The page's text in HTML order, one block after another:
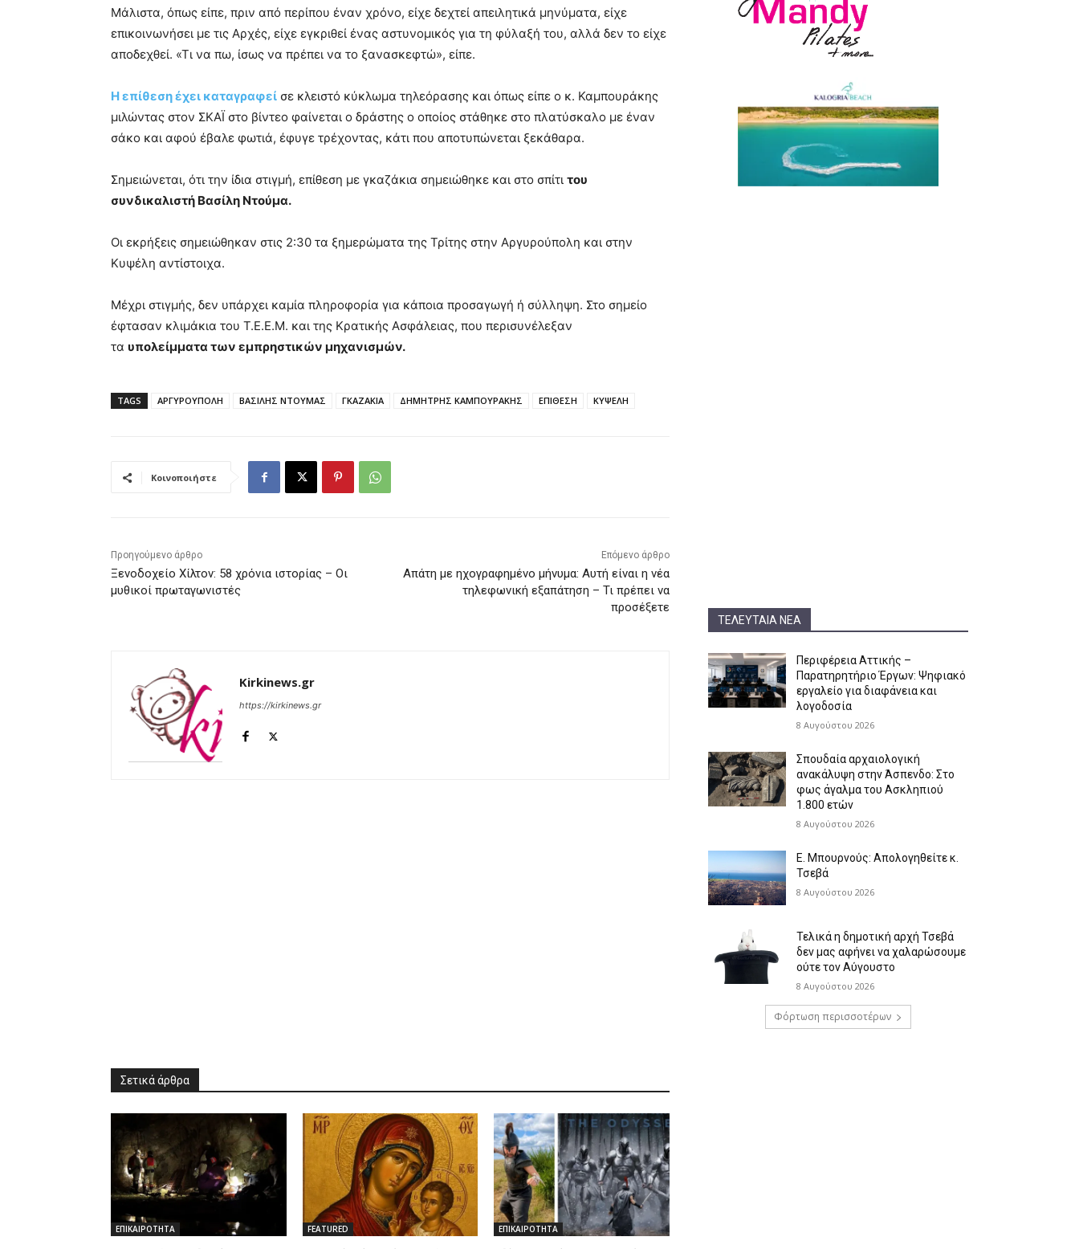
Μάλιστα, όπως είπε, πριν από περίπου έναν χρόνο, είχε δεχτεί απειλητικά μηνύματα, είχε
επικοινωνήσει με τις Αρχές, είχε εγκριθεί ένας αστυνομικός για τη φύλαξή του, αλλά δεν το είχε
αποδεχθεί. «Τι να πω, ίσως να πρέπει να το ξανασκεφτώ», είπε.
Η επίθεση έχει καταγραφεί σε κλειστό κύκλωμα τηλεόρασης και όπως είπε ο κ. Καμπουράκης
μιλώντας στον ΣΚΑΪ στο βίντεο φαίνεται ο δράστης ο οποίος στάθηκε στο πλατύσκαλο με έναν
σάκο και αφού έβαλε φωτιά, έφυγε τρέχοντας, κάτι που αποτυπώνεται ξεκάθαρα.
Σημειώνεται, ότι την ίδια στιγμή, επίθεση με γκαζάκια σημειώθηκε και στο σπίτι του
συνδικαλιστή Βασίλη Ντούμα.
Οι εκρήξεις σημειώθηκαν στις 2:30 τα ξημερώματα της Τρίτης στην Αργυρούπολη και στην
Κυψέλη αντίστοιχα.
Μέχρι στιγμής, δεν υπάρχει καμία πληροφορία για κάποια προσαγωγή ή σύλληψη. Στο σημείο
έφτασαν κλιμάκια του Τ.Ε.Ε.Μ. και της Κρατικής Ασφάλειας, που περισυνέλεξαν
τα υπολείμματα των εμπρηστικών μηχανισμών.
TAGS ΑΡΓΥΡΟΥΠΟΛΗ ΒΑΣΙΛΗΣ ΝΤΟΥΜΑΣ ΓΚΑΖΑΚΙΑ ΔΗΜΗΤΡΗΣ ΚΑΜΠΟΥΡΑΚΗΣ ΕΠΙΘΕΣΗ ΚΥΨΕΛΗ
Κοινοποιήστε
Προηγούμενο άρθρο
Ξενοδοχείο Χίλτον: 58 χρόνια ιστορίας – Οι
μυθικοί πρωταγωνιστές
Επόμενο άρθρο
Απάτη με ηχογραφημένο μήνυμα: Αυτή είναι η νέα
τηλεφωνική εξαπάτηση – Τι πρέπει να
προσέξετε
Kirkinews.gr
https://kirkinews.gr
ΤΕΛΕΥΤΑΊΑ ΝΈΑ
Περιφέρεια Αττικής –
Παρατηρητήριο Έργων: Ψηφιακό
εργαλείο για διαφάνεια και
λογοδοσία
8 Αυγούστου 2026
Σπουδαία αρχαιολογική
ανακάλυψη στην Άσπενδο: Στο
φως άγαλμα του Ασκληπιού
1.800 ετών
8 Αυγούστου 2026
Ε. Μπουρνούς: Απολογηθείτε κ.
Τσεβά
8 Αυγούστου 2026
Τελικά η δημοτική αρχή Τσεβά
δεν μας αφήνει να χαλαρώσουμε
ούτε τον Αύγουστο
8 Αυγούστου 2026
Φόρτωση περισσοτέρων
Σετικά άρθρα
ΕΠΙΚΑΙΡΟΤΗΤΑ FEATURED ΕΠΙΚΑΙΡΟΤΗΤΑ